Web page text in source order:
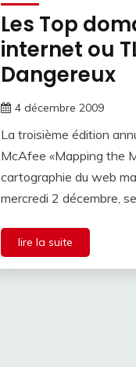
Les Top
internet ou
Dangereux
4 décembre 2009
La troisième édition
McAfee «Mapping the
cartographie du web
mercredi 2 décembre, se
lire la suite